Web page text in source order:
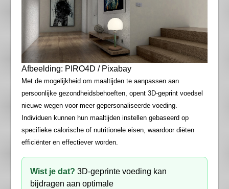
Afbeelding: PIRO4D / Pixabay
Met de mogelijkheid om maaltijden te aanpassen aan
persoonlijke gezondheidsbehoeften, opent 3D-geprint voedsel
nieuwe wegen voor meer gepersonaliseerde voeding.
Individuen kunnen hun maaltijden instellen gebaseerd op
specifieke calorische of nutritionele eisen, waardoor diëten
efficiënter en effectiever worden.
Wist je dat? 3D-geprinte voeding kan
bijdragen aan optimale